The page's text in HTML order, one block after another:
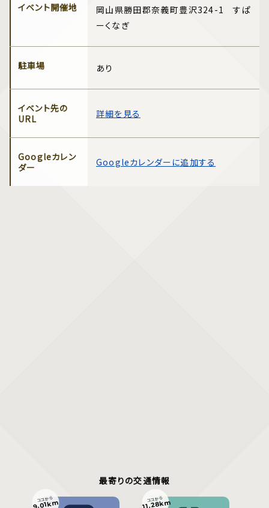
イベント開催地
岡山県勝田郡奈義町豊沢324-1 すぱ
ーくなぎ
駐車場 あり
イベント先の
URL
詳細を見る
Googleカレン
ダー
Googleカレンダーに追加する
最寄りの交通情報
ココから
9.01km ココから
11.28km